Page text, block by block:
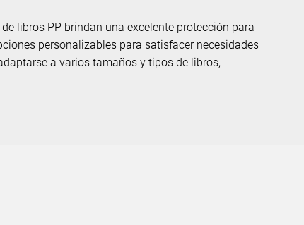
libros PP brindan una excelente protección para
personalizables para satisfacer necesidades
a varios tamaños y tipos de libros,